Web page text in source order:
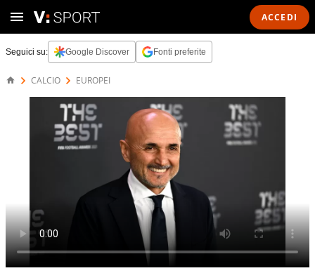
ACCEDI
Seguici su: Google Discover Fonti preferite
CALCIO EUROPEI